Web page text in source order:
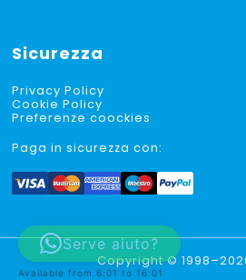
Sicurezza
Privacy Policy
Cookie Policy
Preferenze coockies
Paga in sicurezza con:
Copyright ©
Serve aiuto?
Available from 6:01 to 16:01